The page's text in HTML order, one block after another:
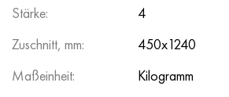
Stärke:
4
Zuschnitt, mm:
450x1240
Maßeinheit:
Kilogramm